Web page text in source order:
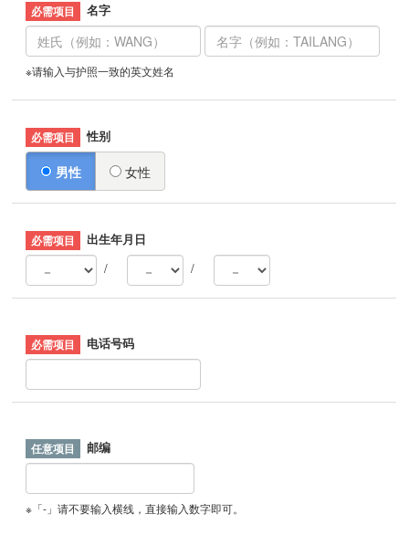
名字
※请输入与护照一致的英文姓名
性别
男性 女性
出生年月日
/
/
电话号码
邮编
※「-」请不要输入横线，直接输入数字即可。